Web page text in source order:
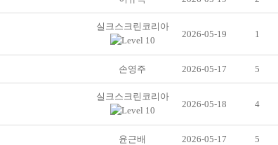
실크스크린코리아
2026-05-19 1
손영주 2026-05-17 5
실크스크린코리아
2026-05-18 4
윤근배 2026-05-17 5